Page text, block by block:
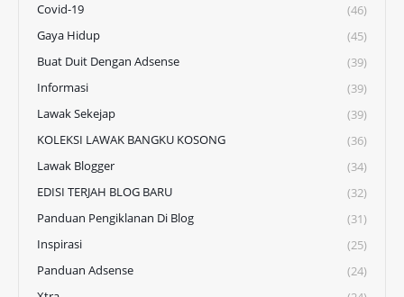
Covid-19
(46)
Gaya Hidup
(45)
Buat Duit Dengan Adsense
(39)
Informasi
(39)
Lawak Sekejap
(39)
KOLEKSI LAWAK BANGKU KOSONG
(36)
Lawak Blogger
(34)
EDISI TERJAH BLOG BARU
(32)
Panduan Pengiklanan Di Blog
(31)
Inspirasi
(25)
Panduan Adsense
(24)